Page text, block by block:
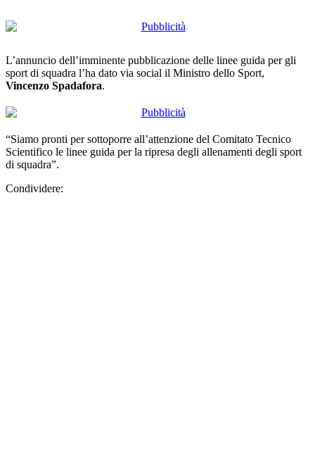
L’annuncio dell’imminente pubblicazione delle linee guida per gli
sport di squadra l’ha dato via social il Ministro dello Sport,
Vincenzo Spadafora.
“Siamo pronti per sottoporre all’attenzione del Comitato Tecnico
Scientifico le linee guida per la ripresa degli allenamenti degli sport
di squadra”.
Condividere: